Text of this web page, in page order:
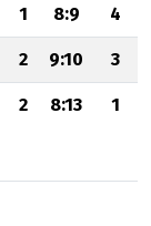
1 8:9 4
2 9:10 3
2 8:13 1